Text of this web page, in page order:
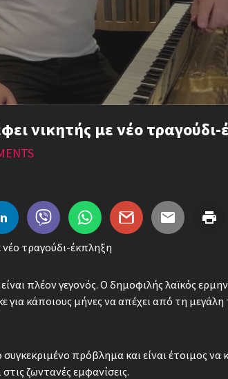
νικητής με νέο
τραγούδι-έκπληξη
πλέον γεγονός. Ο δημοφιλής λαϊκός
για κάποιους μήνες να απέχει από τη
πρόβλημα και είναι έτοιμος να
ζωντανές εμφανίσεις.